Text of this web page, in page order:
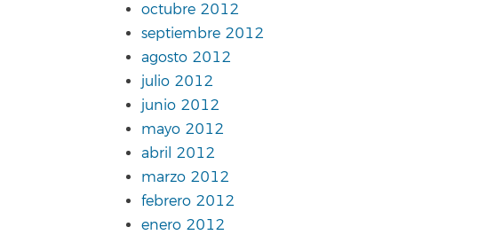
octubre 2012
septiembre 2012
agosto 2012
julio 2012
junio 2012
mayo 2012
abril 2012
marzo 2012
febrero 2012
enero 2012